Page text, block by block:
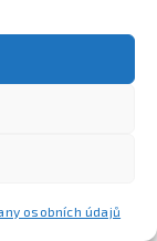
osobních údajů